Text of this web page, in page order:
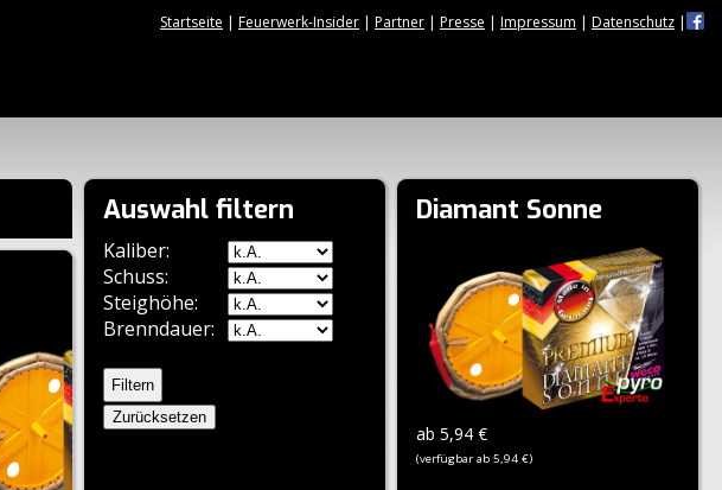
Startseite | Feuerwerk-Insider | Partner | Presse | Impressum | Datenschutz |
Auswahl filtern
Kaliber:
Schuss:
Steighöhe:
Brenndauer:
Zurücksetzen
Diamant Sonne
ab 5,94 €
(verfügbar ab 5,94 €)